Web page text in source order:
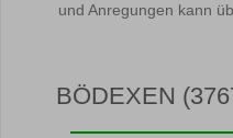
und Anregungen kann
BÖDEXEN